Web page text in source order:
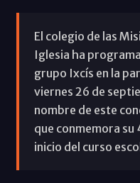
El colegio de las
Iglesia ha
grupo Ixcís en la
viernes 26 de
nombre de este
que conmemora
inicio del curso